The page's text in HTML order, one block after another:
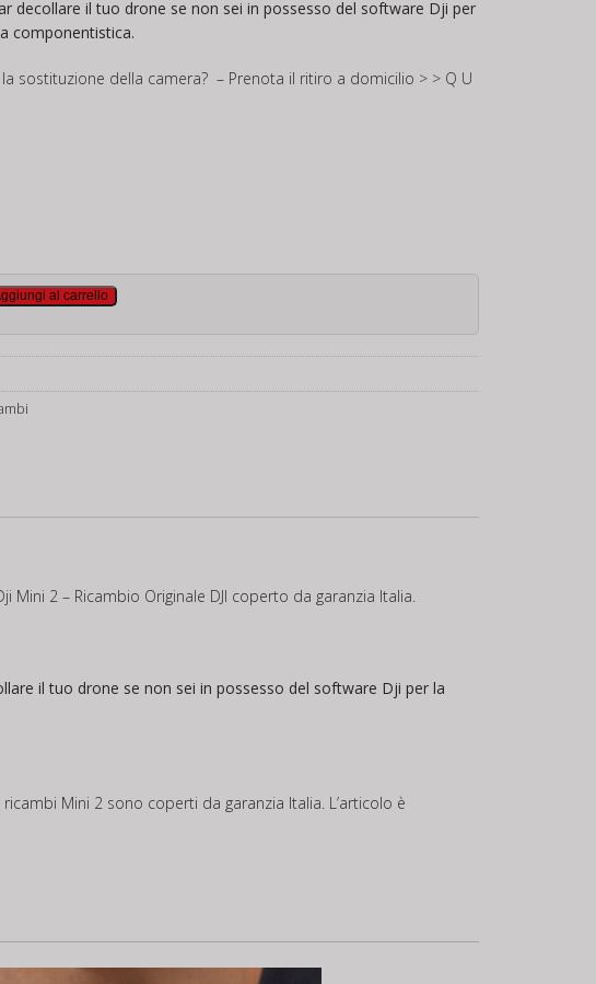
decollare il tuo drone se non sei in possesso del software Dji per
componentistica.
sostituzione della camera? – Prenota il ritiro a domicilio > > Q U
al carrello
Mini 2 – Ricambio Originale DJI coperto da garanzia Italia.
il tuo drone se non sei in possesso del software Dji per la
Mini 2 sono coperti da garanzia Italia. L’articolo è